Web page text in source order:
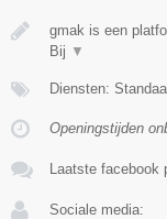
gmak is een
Bij ▼
Diensten:
Openingstijden
Laatste facebook
Sociale media: